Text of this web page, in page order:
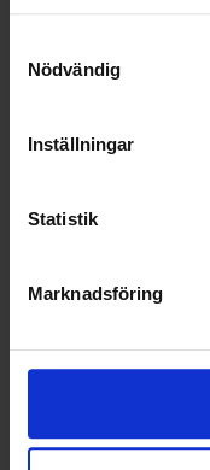
Nödvändig
Inställningar
Statistik
Marknadsföring
SAMARBETEN